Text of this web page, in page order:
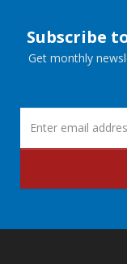
Subscribe
Get monthly